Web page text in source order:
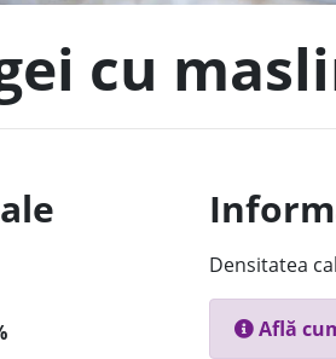
cu
Densitatea
Află